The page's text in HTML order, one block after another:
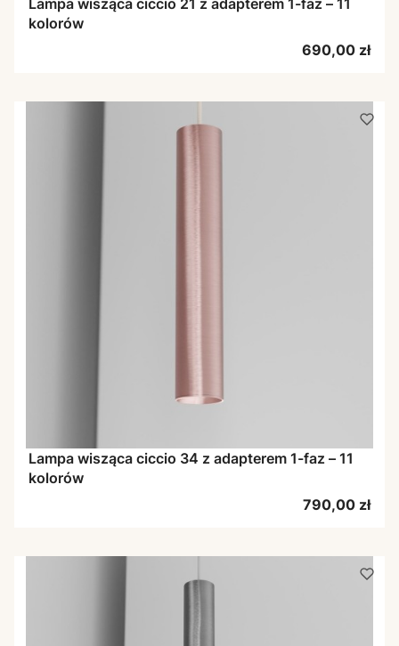
Lampa wisząca ciccio 21 z adapterem 1-faz – 11
kolorów
Cena
690,00 zł
Lampa wisząca ciccio 34 z adapterem 1-faz – 11
kolorów
Cena
790,00 zł